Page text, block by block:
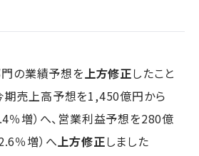
の業績予想を上方修正したこと
期売上高予想を1,450億円から
％増）へ、営業利益予想を280億
％増）へ上方修正しました